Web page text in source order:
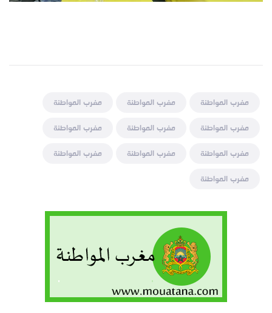
مغرب المواطنة مغرب المواطنة
مغرب المواطنة
مغرب المواطنة
مغرب المواطنة
مغرب المواطنة
مغرب المواطنة
مغرب المواطنة
مغرب المواطنة
مغرب المواطنة